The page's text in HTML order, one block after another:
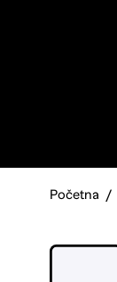
Početna